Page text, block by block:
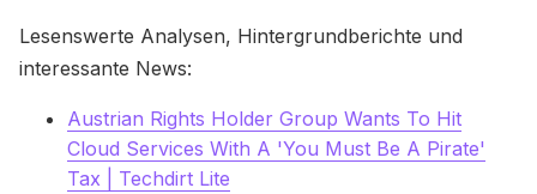
Lesenswerte Analysen, Hintergrundberichte und
interessante News:
Austrian Rights Holder Group Wants To Hit
Cloud Services With A 'You Must Be A Pirate'
Tax | Techdirt Lite